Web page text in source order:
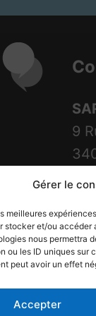
Gérer le
meilleures
stocker et/ou accéder
nous permettra
ou les ID uniques sur
peut avoir un effet
Accepter
9